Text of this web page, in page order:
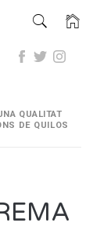
QUALITAT
DE QUILOS